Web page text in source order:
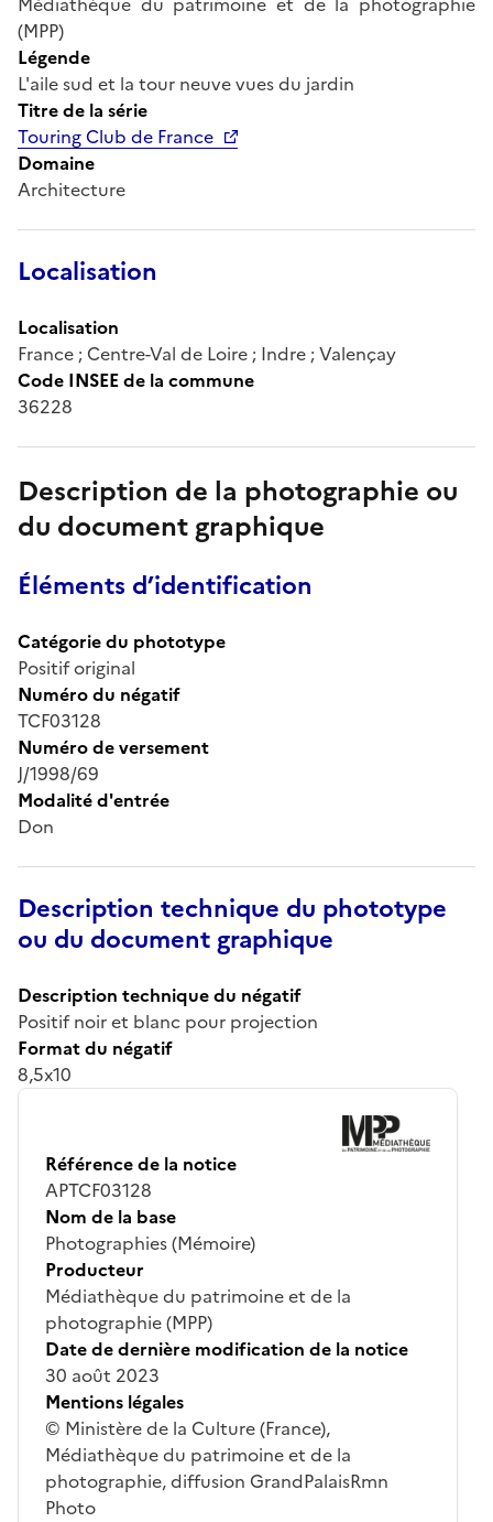
(MPP)
Légende
L'aile sud et la tour neuve vues du jardin
Titre de la série
Touring Club de France
Domaine
Architecture
Localisation
Localisation
France ; Centre-Val de Loire ; Indre ; Valençay
Code INSEE de la commune
36228
Description de la photographie ou
du document graphique
Éléments d’identification
Catégorie du phototype
Positif original
Numéro du négatif
TCF03128
Numéro de versement
J/1998/69
Modalité d'entrée
Don
Description technique du phototype
ou du document graphique
Description technique du négatif
Positif noir et blanc pour projection
Format du négatif
8,5x10
Référence de la notice
APTCF03128
Nom de la base
Photographies (Mémoire)
Producteur
Médiathèque du patrimoine et de la
photographie (MPP)
Date de dernière modification de la notice
30 août 2023
Mentions légales
© Ministère de la Culture (France),
Médiathèque du patrimoine et de la
photographie, diffusion GrandPalaisRmn
Photo